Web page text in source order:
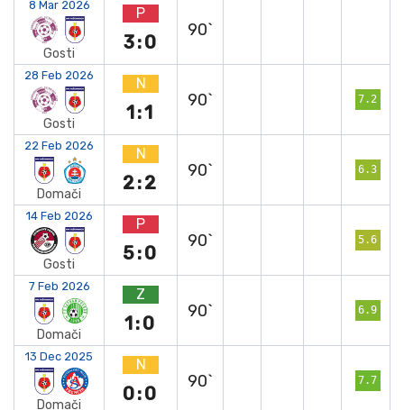
8 Mar 2026
Gosti
P
3:0
90`
28 Feb 2026
Gosti
N
1:1
90` 7.2
22 Feb 2026
Domači
N
2:2
90` 6.3
14 Feb 2026
Gosti
P
5:0
90` 5.6
7 Feb 2026
Domači
Z
1:0
90` 6.9
13 Dec 2025
Domači
N
0:0
90` 7.7